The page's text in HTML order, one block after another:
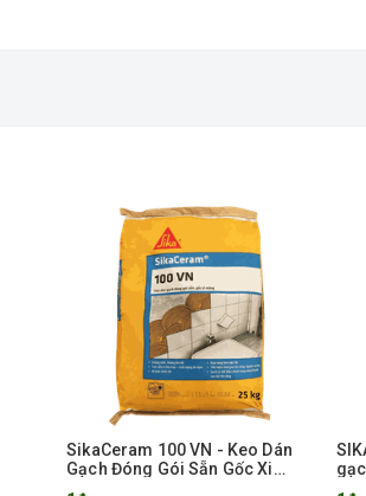
SikaCeram 100 VN - Keo Dán
Gạch Đóng Gói Sẵn Gốc Xi
Măng